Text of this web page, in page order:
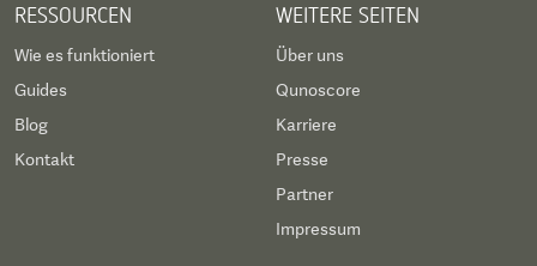
RESSOURCEN
Wie es funktioniert
Guides
Blog
Kontakt
WEITERE SEITEN
Über uns
Qunoscore
Karriere
Presse
Partner
Impressum